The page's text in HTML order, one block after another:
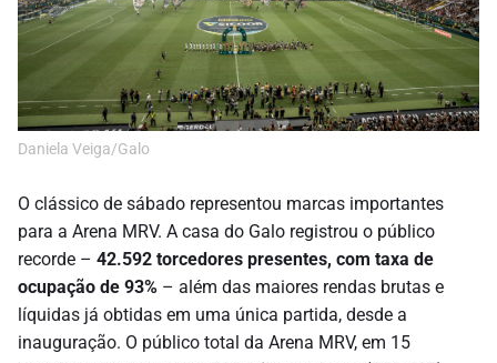
Daniela Veiga/Galo
O clássico de sábado representou marcas importantes
para a Arena MRV. A casa do Galo registrou o público
recorde – 42.592 torcedores presentes, com taxa de
ocupação de 93% – além das maiores rendas brutas e
líquidas já obtidas em uma única partida, desde a
inauguração. O público total da Arena MRV, em 15